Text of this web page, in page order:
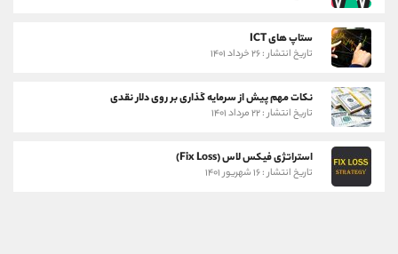
ستاپ های ICT
تاریخ انتشار : ۲۶ خرداد ۱۴۰۱
نکات مهم پیش از سرمایه گذاری بر روی دلار نقدی
تاریخ انتشار : ۲۲ مرداد ۱۴۰۱
استراتژی فیکس لاس (Fix Loss)
تاریخ انتشار : ۱۶ شهریور ۱۴۰۱